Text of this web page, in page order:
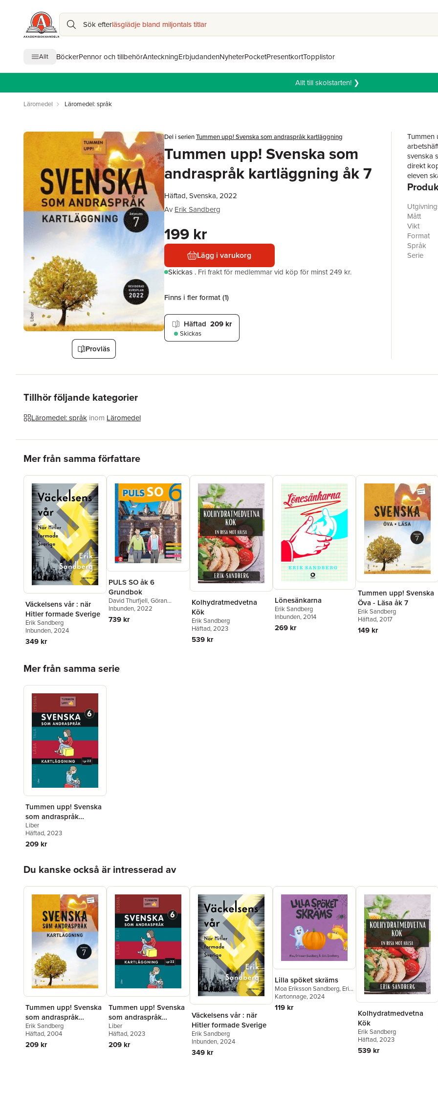
Sök efterläsglädje bland miljontals titlar
Allt BöckerPennor och tillbehörAnteckningErbjudandenNyheterPocketPresentkortTopplistor
Allt till skolstarten! ❯
Läromedel Läromedel: språk
Provläs
Del i serienTummen upp! Svenska som andraspråk kartläggning
Tummen upp! Svenska som
andraspråk kartläggning åk 7
Häftad, Svenska, 2022
Av Erik Sandberg
199 kr
Lägg i varukorg
Skickas . Fri frakt för medlemmar vid köp för minst 249 kr.
Finns i fler format (1)
Häftad 209 kr
Skickas
Tummen
svenska
direkt
eleven
visar
behöver
Mått
Vikt
Format
Språk
Serie
Tillhör följande kategorier
Läromedel: språk inom Läromedel
Mer från samma författare
Väckelsens vår : när
Hitler formade Sverige
Erik Sandberg
Inbunden, 2024
349 kr
PULS SO åk 6
Grundbok
David Thurfjell,Göran
Körner,Per Lindberg
Marianne Abrahamsson
Anna Lena Stålnacke
Inbunden, 2022
739 kr
Kolhydratmedvetna
Kök
Erik Sandberg
Häftad, 2023
539 kr
Lönesänkarna
Erik Sandberg
Inbunden, 2014
269 kr
Tummen upp! Svenska
Öva - Läsa åk 7
Erik Sandberg
Häftad, 2017
149 kr
Mer från samma serie
Tummen upp! Svenska
som andraspråk
kartläggning åk 6
Liber
Häftad, 2023
209 kr
Du kanske också är intresserad av
Tummen upp! Svenska
som andraspråk
kartläggning åk 7
Erik Sandberg
Häftad, 2004
209 kr
Tummen upp! Svenska
som andraspråk
kartläggning åk 6
Liber
Häftad, 2023
209 kr
Väckelsens vår : när
Hitler formade Sverige
Erik Sandberg
Inbunden, 2024
349 kr
Lilla spöket skräms
Moa Eriksson Sandberg, Erik
Sandberg
Kartonnage, 2024
119 kr
Kolhydratmedvetna
Kök
Erik Sandberg
Häftad, 2023
539 kr